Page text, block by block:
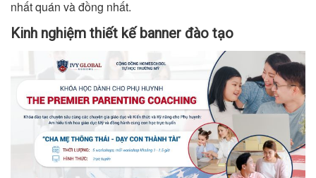
nhất quán và đồng nhất.
Kinh nghiệm thiết kế banner đào tạo